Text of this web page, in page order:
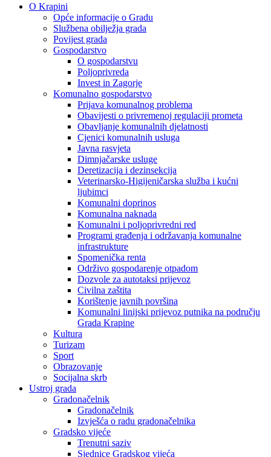
O Krapini
Opće informacije o Gradu
Službena obilježja grada
Povijest grada
Gospodarstvo
O gospodarstvu
Poljoprivreda
Invest in Zagorje
Komunalno gospodarstvo
Prijava komunalnog problema
Obavijesti o privremenoj regulaciji prometa
Obavljanje komunalnih djelatnosti
Cjenici komunalnih usluga
Javna rasvjeta
Dimnjačarske usluge
Deretizacija i dezinsekcija
Veterinarsko-Higijeničarska služba i kućni
ljubimci
Komunalni doprinos
Komunalna naknada
Komunalni i poljoprivredni red
Programi građenja i održavanja komunalne
infrastrukture
Spomenička renta
Održivo gospodarenje otpadom
Dozvole za autotaksi prijevoz
Civilna zaštita
Korištenje javnih površina
Komunalni linijski prijevoz putnika na području
Grada Krapine
Kultura
Turizam
Sport
Obrazovanje
Socijalna skrb
Ustroj grada
Gradonačelnik
Gradonačelnik
Izvješća o radu gradonačelnika
Gradsko vijeće
Trenutni saziv
Sjednice Gradskog vijeća